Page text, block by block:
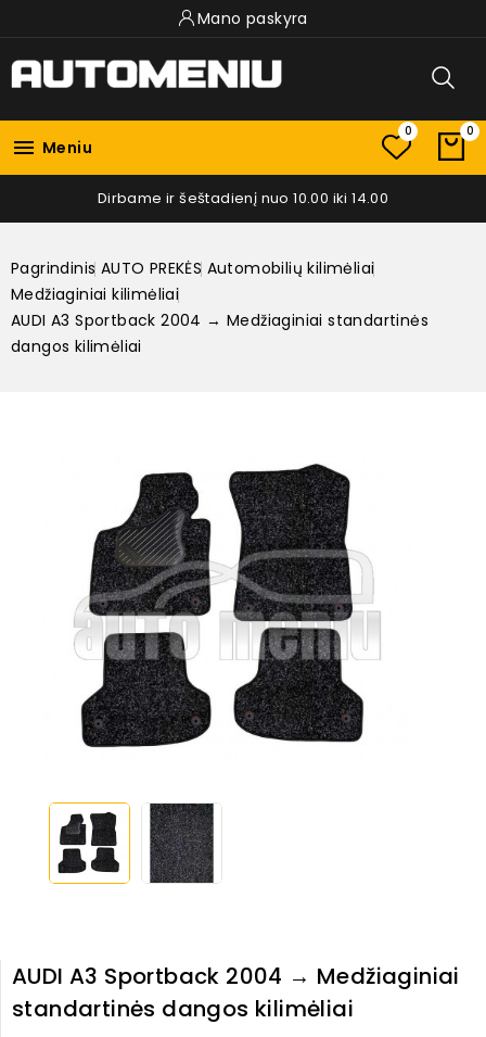
Mano paskyra
 Meniu
0 0
Dirbame ir šeštadienį nuo 10.00 iki 14.00
Pagrindinis AUTO PREKĖS Automobilių kilimėliai
Medžiaginiai kilimėliai
AUDI A3 Sportback 2004 → Medžiaginiai standartinės
dangos kilimėliai
AUDI A3 Sportback 2004 → Medžiaginiai
standartinės dangos kilimėliai